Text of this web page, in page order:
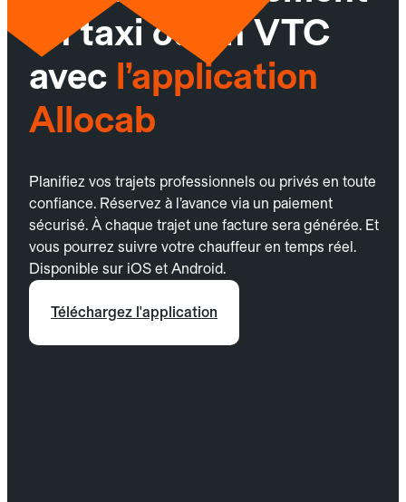
un taxi ou un VTC
avec l’application
Allocab
Planifiez vos trajets professionnels ou privés en toute
confiance. Réservez à l’avance via un paiement
sécurisé. À chaque trajet une facture sera générée. Et
vous pourrez suivre votre chauffeur en temps réel.
Disponible sur iOS et Android.
Téléchargez l'application